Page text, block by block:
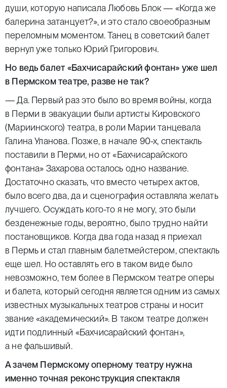
души, которую написала Любовь Блок — «Когда же
балерина затанцует?», и это стало своеобразным
переломным моментом. Танец в советский балет
вернул уже только Юрий Григорович.
Но ведь балет «Бахчисарайский фонтан» уже шел
в Пермском театре, разве не так?
— Да. Первый раз это было во время войны, когда
в Перми в эвакуации были артисты Кировского
(Мариинского) театра, в роли Марии танцевала
Галина Уланова. Позже, в начале 90-х, спектакль
поставили в Перми, но от «Бахчисарайского
фонтана» Захарова осталось одно название.
Достаточно сказать, что вместо четырех актов,
было всего два, да и сценография оставляла желать
лучшего. Осуждать кого-то я не могу, это были
безденежные годы, вероятно, было трудно найти
постановщиков. Когда два года назад я приехал
в Пермь и стал главным балетмейстером, спектакль
еще шел. Но оставлять его в таком виде было
невозможно, тем более в Пермском театре оперы
и балета, который сегодня является одним из самых
известных музыкальных театров страны и носит
звание «академический». В таком театре должен
идти подлинный «Бахчисарайский фонтан»,
а не фальшивый.
А зачем Пермскому оперному театру нужна
именно точная реконструкция спектакля